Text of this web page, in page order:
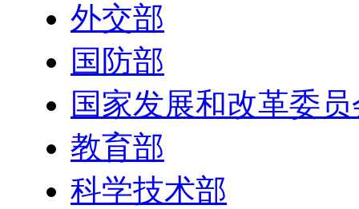
外交部
国防部
国家发展和改革委
教育部
科学技术部